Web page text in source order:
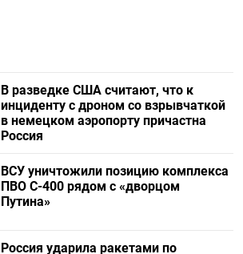
В разведке США считают, что к
инциденту с дроном со взрывчаткой
в немецком аэропорту причастна
Россия
ВСУ уничтожили позицию комплекса
ПВО С-400 рядом с «дворцом
Путина»
Россия ударила ракетами по